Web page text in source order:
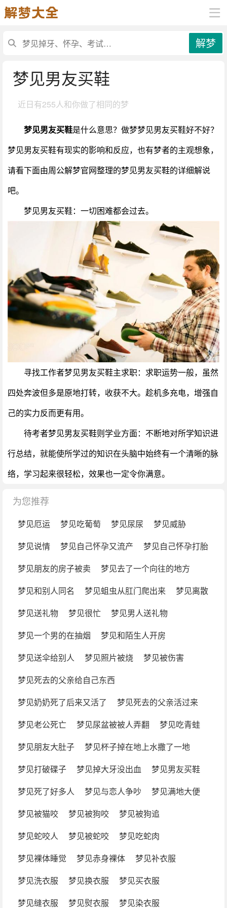
解梦
梦见男友买鞋
近日有255人和你做了相同的梦
梦见男友买鞋是什么意思？做梦梦见男友买鞋好不好？
梦见男友买鞋有现实的影响和反应，也有梦者的主观想象，
请看下面由周公解梦官网整理的梦见男友买鞋的详细解说
吧。
梦见男友买鞋：一切困难都会过去。
寻找工作者梦见男友买鞋主求职：求职运势一般，虽然
四处奔波但多是原地打转，收获不大。趁机多充电，增强自
己的实力反而更有用。
待考者梦见男友买鞋则学业方面：不断地对所学知识进
行总结，就能使所学过的知识在头脑中始终有一个清晰的脉
络，学习起来很轻松，效果也一定令你满意。
为您推荐
梦见厄运 梦见吃葡萄 梦见尿尿
梦见威胁
梦见说情
梦见自己怀孕又流产
梦见自己怀孕打胎
梦见朋友的房子被卖
梦见去了一个向往的地方
梦见和别人同名
梦见蛆虫从肛门爬出来
梦见离散
梦见送礼物
梦见很忙
梦见男人送礼物
梦见一个男的在抽烟
梦见和陌生人开房
梦见送伞给别人
梦见照片被烧
梦见被伤害
梦见死去的父亲给自己东西
梦见奶奶死了后来又活了
梦见死去的父亲活过来
梦见老公死亡
梦见尿盆被被人弄翻
梦见吃青蛙
梦见朋友大肚子
梦见杯子掉在地上水撒了一地
梦见打破碟子
梦见掉大牙没出血
梦见男友买鞋
梦见死了好多人
梦见与恋人争吵
梦见满地大便
梦见被猫咬
梦见被狗咬
梦见被狗追
梦见蛇咬人
梦见被蛇咬
梦见吃蛇肉
梦见裸体睡觉
梦见赤身裸体
梦见补衣服
梦见洗衣服
梦见换衣服
梦见买衣服
梦见缝衣服
梦见熨衣服 梦见染衣服